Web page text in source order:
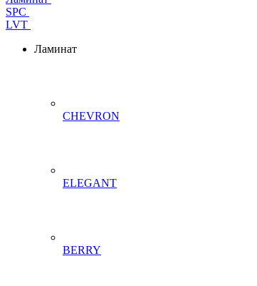
SPC
LVT
Ламинат
CHEVRON
ELEGANT
BERRY